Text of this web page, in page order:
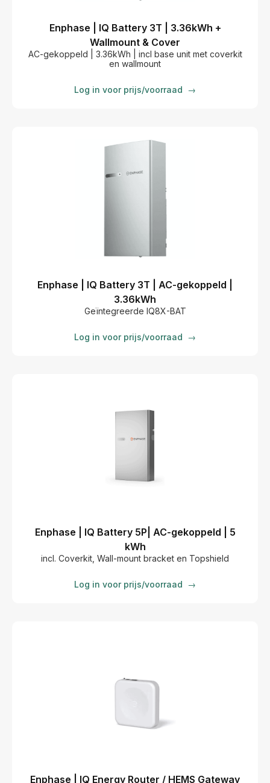
Enphase | IQ Battery 3T | 3.36kWh +
Wallmount & Cover
AC-gekoppeld | 3.36kWh | incl base unit met coverkit
en wallmount
Log in voor prijs/voorraad →
Enphase | IQ Battery 3T | AC-gekoppeld |
3.36kWh
Geïntegreerde IQ8X-BAT
Log in voor prijs/voorraad →
Enphase | IQ Battery 5P| AC-gekoppeld | 5
kWh
incl. Coverkit, Wall-mount bracket en Topshield
Log in voor prijs/voorraad →
Enphase | IQ Energy Router / HEMS Gateway